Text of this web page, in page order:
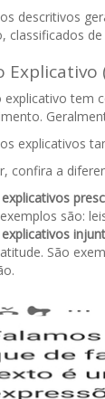
descritivos
classificados
Explicativo
explicativo tem
explicativos
confira a
são:
São